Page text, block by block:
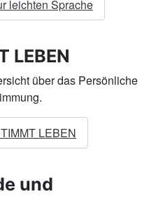
leichten Sprache
LEBEN
über das Persönliche
LEBEN
und